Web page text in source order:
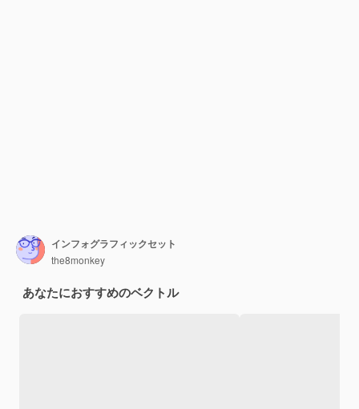
インフォグラフィックセット
the8monkey
あなたにおすすめのベクトル